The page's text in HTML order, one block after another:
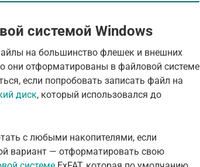
системой Windows
на большинство флешек и внешних
они отформатированы в файловой системе
если попробовать записать файл на
диск, который использовался до
с любыми накопителями, если
вариант — отформатировать свою